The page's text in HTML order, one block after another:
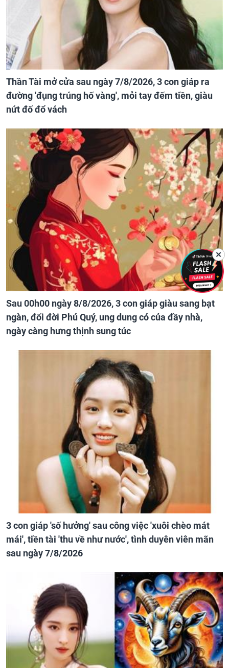
Thần Tài mở cửa sau ngày 7/8/2026, 3 con giáp ra
đường 'đụng trúng hố vàng', mỏi tay đếm tiền, giàu
nứt đố đổ vách
Sau 00h00 ngày 8/8/2026, 3 con giáp giàu sang bạt
ngàn, đổi đời Phú Quý, ung dung có của đầy nhà,
ngày càng hưng thịnh sung túc
3 con giáp 'số hưởng' sau công việc 'xuôi chèo mát
mái', tiền tài 'thu về như nước', tình duyên viên mãn
sau ngày 7/8/2026
✕